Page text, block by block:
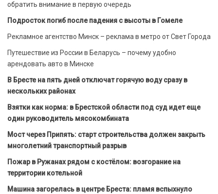
обратить внимание в первую очередь
Подросток погиб после падения с высоты в Гомеле
Рекламное агентство Минск – реклама в метро от Свет Города
Путешествие из России в Беларусь – почему удобно
арендовать авто в Минске
В Бресте на пять дней отключат горячую воду сразу в
нескольких районах
Взятки как норма: в Брестской области под суд идет еще
один руководитель мясокомбината
Мост через Припять: старт строительства должен закрыть
многолетний транспортный разрыв
Пожар в Ружанах рядом с костёлом: возгорание на
территории котельной
Машина загорелась в центре Бреста: пламя вспыхнуло